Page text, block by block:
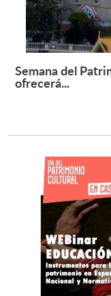
Semana del
ofrecerá...